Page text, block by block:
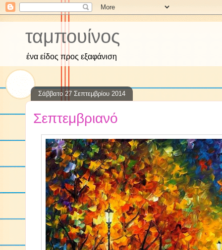
ταμπουίνος
ένα είδος προς εξαφάνιση
Σάββατο 27 Σεπτεμβρίου 2014
Σεπτεμβριανό